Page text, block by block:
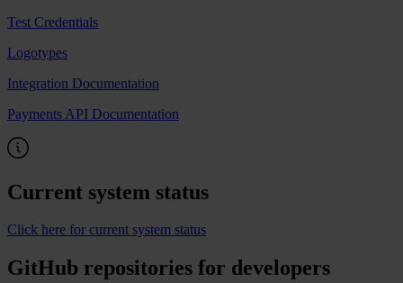
Test Credentials
Logotypes
Integration Documentation
Payments API Documentation
Current system status
Click here for current system status
GitHub repositories for developers